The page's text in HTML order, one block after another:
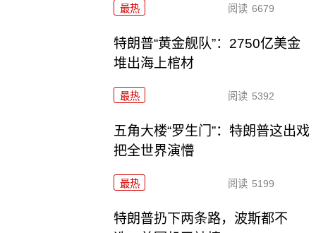
最热 阅读 6679
特朗普“黄金舰队”：2750亿美金
堆出海上棺材
最热 阅读 5392
五角大楼“罗生门”：特朗普这出戏
把全世界演懵
最热 阅读 5199
特朗普扔下两条路，波斯都不